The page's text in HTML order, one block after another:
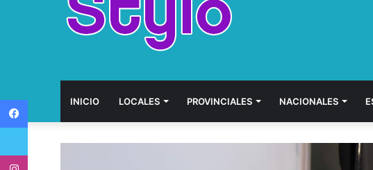
INICIO LOCALES PROVINCIALES NACIONALES